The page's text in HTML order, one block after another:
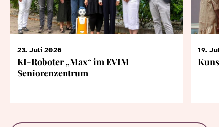
23. Juli 2026
KI-Roboter „Max“ im EVIM
Seniorenzentrum
19.